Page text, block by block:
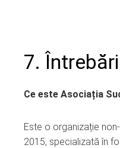
7.
Ce este Asociația
Este o organizație
2015, specializată în